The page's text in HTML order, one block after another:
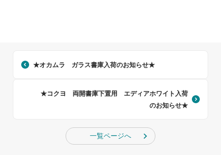
★オカムラ ガラス書庫入荷のお知らせ★
★コクヨ 両開書庫下置用 エディアホワイト入荷
のお知らせ★
一覧ページへ